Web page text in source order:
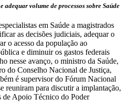
adequar volume de processos sobre Saúde
em Saúde a magistrados
as decisões judiciais, adequar o
o acesso da população ao
e diminuir os gastos federais
nesse avanço, o ministro da Saúde,
do Conselho Nacional de Justiça,
é supervisor do Fórum Nacional
reuniram para discutir a implantação,
de Apoio Técnico do Poder